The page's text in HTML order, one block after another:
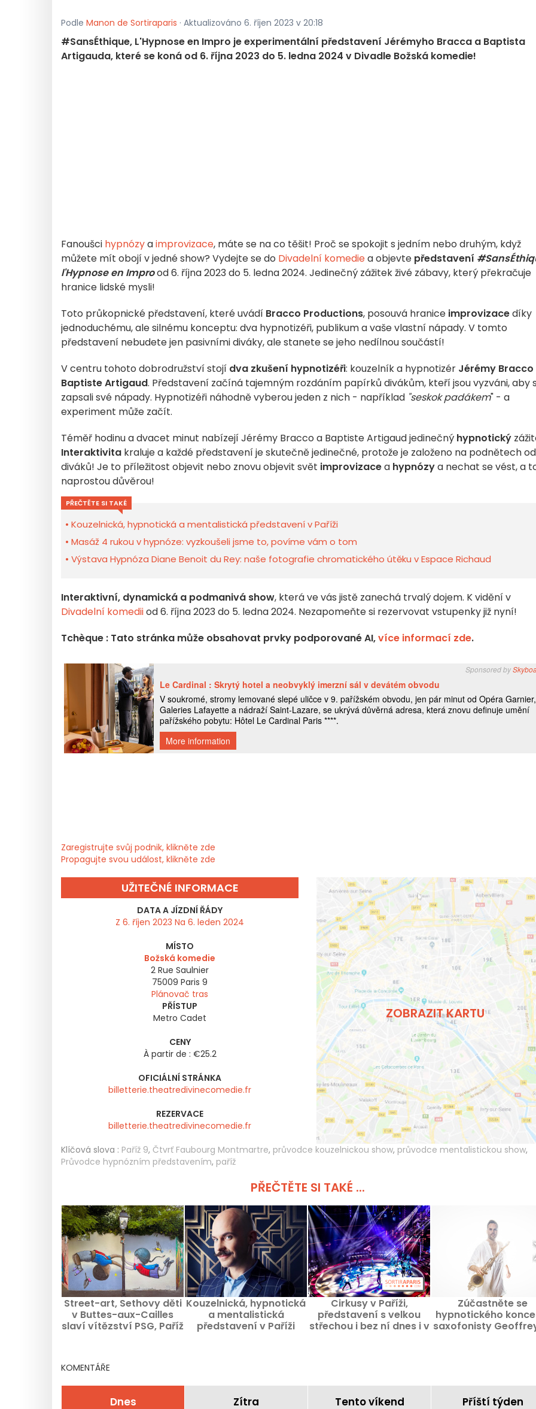
Podle Manon de Sortiraparis · Aktualizováno 6. říjen 2023 v 20:18
#SansÉthique, L'Hypnose en Impro je experimentální představení Jérémyho Bracca a Baptista
Artigauda, které se koná od 6. října 2023 do 5. ledna 2024 v Divadle Božská komedie!
Fanoušci hypnózyaimprovizace, máte se na co těšit! Proč se spokojit s jedním nebo druhým, když
můžete mít obojí v jedné show? Vydejte se do Divadelní komediea objevte představení
l'Hypnose en Improod 6. října 2023 do 5. ledna 2024. Jedinečný zážitek živé zábavy, který překračuje
hranice lidské mysli!
Toto průkopnické představení, které uvádí Bracco Productions, posouvá hranice improvizacedíky
jednoduchému, ale silnému konceptu: dva hypnotizéři, publikum a vaše vlastní nápady. V tomto
představení nebudete jen pasivními diváky, ale stanete se jeho nedílnou součástí!
V centru tohoto dobrodružství stojí dva zkušení hypnotizéři: kouzelník a hypnotizér Jérémy Bracco
Baptiste Artigaud. Představení začíná tajemným rozdáním papírků divákům, kteří jsou vyzváni, aby
zapsali své nápady. Hypnotizéři náhodně vyberou jeden z nich - například "seskok padákem" - a
experiment může začít.
Téměř hodinu a dvacet minut nabízejí Jérémy Bracco a Baptiste Artigaud jedinečný hypnotický
Interaktivita kraluje a každé představení je skutečně jedinečné, protože je založeno na podnětech od
diváků! Je to příležitost objevit nebo znovu objevit svět improvizacea hypnózya nechat se vést, a
naprostou důvěrou!
PŘEČTĚTE SI TAKÉ
Kouzelnická, hypnotická a mentalistická představení v Paříži
Masáž 4 rukou v hypnóze: vyzkoušeli jsme to, povíme vám o tom
Výstava Hypnóza Diane Benoit du Rey: naše fotografie chromatického útěku v Espace Richaud
Interaktivní, dynamická a podmanivá show, která ve vás jistě zanechá trvalý dojem. K vidění v
Divadelní komediiod 6. října 2023 do 5. ledna 2024. Nezapomeňte si rezervovat vstupenky již nyní!
Tchèque : Tato stránka může obsahovat prvky podporované AI,více informací zde.
Zaregistrujte svůj podnik, klikněte zde
Propagujte svou událost, klikněte zde
UŽITEČNÉ INFORMACE
DATA A JÍZDNÍ ŘÁDY
Z 6. říjen 2023 Na 6. leden 2024
MÍSTO
Božská komedie
2 Rue Saulnier
75009 Paris 9
Plánovač tras
PŘÍSTUP
Metro Cadet
CENY
À partir de : €25.2
OFICIÁLNÍ STRÁNKA
billetterie.theatredivinecomedie.fr
REZERVACE
billetterie.theatredivinecomedie.fr
ZOBRAZIT KARTU
Klíčová slova : Paříž 9, Čtvrť Faubourg Montmartre, průvodce kouzelnickou show, průvodce mentalistickou show,
Průvodce hypnózním představením, paříž
PŘEČTĚTE SI TAKÉ ...
Street-art, Sethovy děti
v Buttes-aux-Cailles
slaví vítězství PSG, Paříž
Kouzelnická, hypnotická
a mentalistická
představení v Paříži
Cirkusy v Paříži,
představení s velkou
střechou i bez ní dnes i v
Zúčastněte se
hypnotického
saxofonisty
KOMENTÁŘE
Dnes Zítra Tento víkend Příští týden